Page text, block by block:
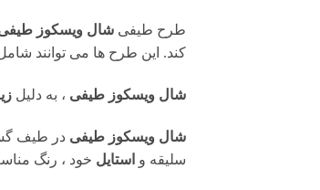
طرح طیفی شال ویسکوز
کند. این طرح ها می توانند
شال ویسکوز طیفی ، به دلیل
شال ویسکوز طیفی در طیف
سلیقه و استایل خود ، رنگ